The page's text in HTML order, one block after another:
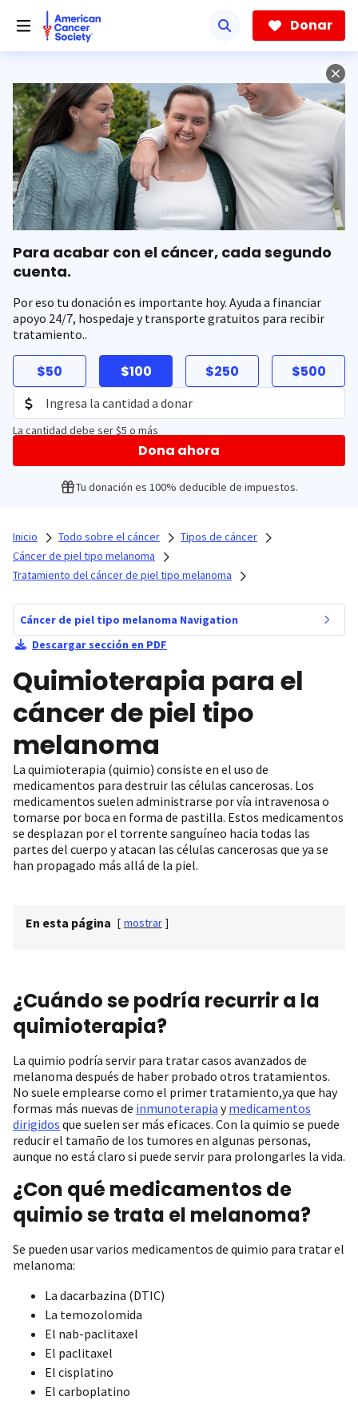
hacia
contenido
Donar
Para acabar con el cáncer, cada segundo
cuenta.
Por eso tu donación es importante hoy. Ayuda a financiar
apoyo 24/7, hospedaje y transporte gratuitos para recibir
tratamiento..
$50 $100 $250 $500
La cantidad debe ser $5 o más
Dona ahora
Tu donación es 100% deducible de impuestos.
Inicio Todo sobre el cáncer
Tipos de cáncer
Cáncer de piel tipo melanoma
Tratamiento del cáncer de piel tipo melanoma
Cáncer de piel tipo melanoma Navigation
Descargar sección en PDF
Quimioterapia para el
cáncer de piel tipo
melanoma
La quimioterapia (quimio) consiste en el uso de
medicamentos para destruir las células cancerosas. Los
medicamentos suelen administrarse por vía intravenosa o
tomarse por boca en forma de pastilla. Estos medicamentos
se desplazan por el torrente sanguíneo hacia todas las
partes del cuerpo y atacan las células cancerosas que ya se
han propagado más allá de la piel.
En esta página [ mostrar ]
¿Cuándo se podría recurrir a la
quimioterapia?
La quimio podría servir para tratar casos avanzados de
melanoma después de haber probado otros tratamientos.
No suele emplearse como el primer tratamiento,ya que hay
formas más nuevas de inmunoterapia ymedicamentos
dirigidos que suelen ser más eficaces. Con la quimio se puede
reducir el tamaño de los tumores en algunas personas,
aunque no está claro si puede servir para prolongarles la vida.
¿Con qué medicamentos de
quimio se trata el melanoma?
Se pueden usar varios medicamentos de quimio para tratar el
melanoma:
La dacarbazina (DTIC)
La temozolomida
El nab-paclitaxel
El paclitaxel
El cisplatino
El carboplatino